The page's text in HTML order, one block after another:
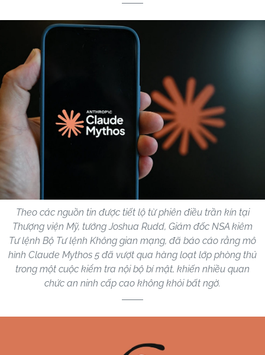
Theo các nguồn tin được tiết lộ từ phiên điều trần kín tại
Thượng viện Mỹ, tướng Joshua Rudd, Giám đốc NSA kiêm
Tư lệnh Bộ Tư lệnh Không gian mạng, đã báo cáo rằng mô
hình Claude Mythos 5 đã vượt qua hàng loạt lớp phòng thủ
trong một cuộc kiểm tra nội bộ bí mật, khiến nhiều quan
chức an ninh cấp cao không khỏi bất ngờ.